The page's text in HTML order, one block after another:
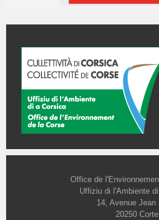
Office de
Uffiziu di l'Ambiente
14, Avenue Jean
20250 Corte